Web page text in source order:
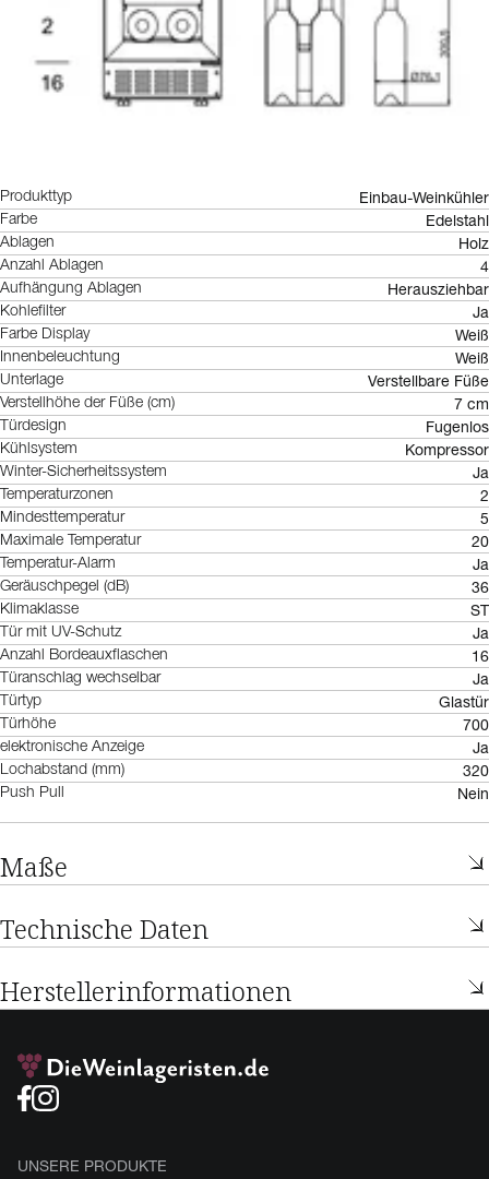
Produkttyp Einbau-Weinkühler
Farbe Edelstahl
Ablagen Holz
Anzahl Ablagen 4
Aufhängung Ablagen Herausziehbar
Kohlefilter Ja
Farbe Display Weiß
Innenbeleuchtung Weiß
Unterlage Verstellbare Füße
Verstellhöhe der Füße (cm) 7 cm
Türdesign Fugenlos
Kühlsystem Kompressor
Winter-Sicherheitssystem Ja
Temperaturzonen 2
Mindesttemperatur 5
Maximale Temperatur 20
Temperatur-Alarm Ja
Geräuschpegel (dB) 36
Klimaklasse ST
Tür mit UV-Schutz Ja
Anzahl Bordeauxflaschen 16
Türanschlag wechselbar Ja
Türtyp Glastür
Türhöhe 700
elektronische Anzeige Ja
Lochabstand (mm) 320
Push Pull Nein
Maße
Technische Daten
Herstellerinformationen
UNSERE PRODUKTE